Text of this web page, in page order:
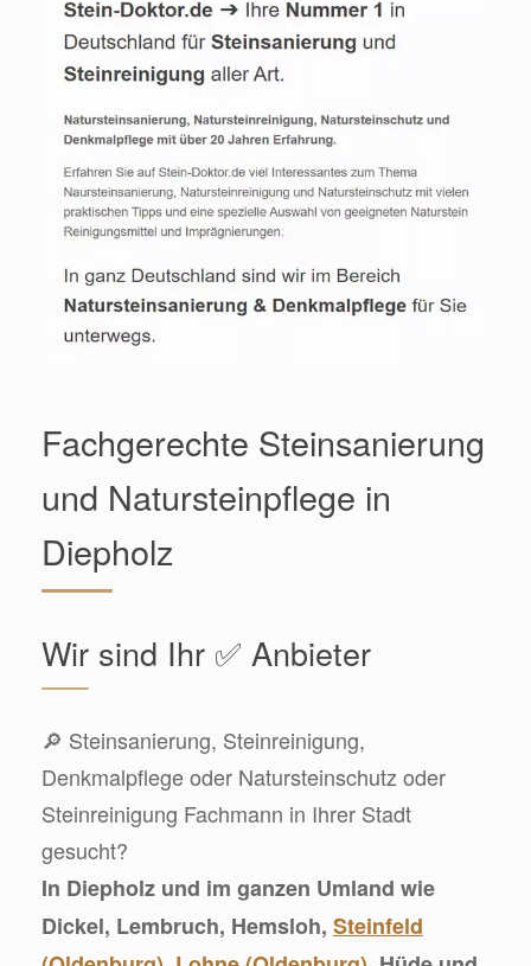
Fachgerechte Steinsanierung
und Natursteinpflege in
Diepholz
Wir sind Ihr ✅ Anbieter
🔎 Steinsanierung, Steinreinigung,
Denkmalpflege oder Natursteinschutz oder
Steinreinigung Fachmann in Ihrer Stadt
gesucht?
In Diepholz und im ganzen Umland wie
Dickel, Lembruch, Hemsloh, Steinfeld